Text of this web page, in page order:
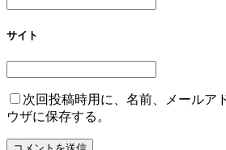
サイト
次回投稿時用に、名前、メールア
ウザに保存する。